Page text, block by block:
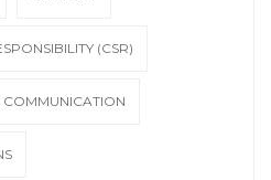
(CSR)
COMMUNICATION